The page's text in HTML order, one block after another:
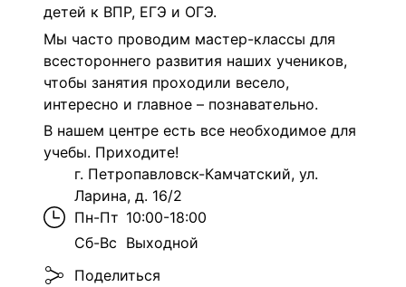
детей к ВПР, ЕГЭ и ОГЭ.
Мы часто проводим мастер-классы для
всестороннего развития наших учеников,
чтобы занятия проходили весело,
интересно и главное – познавательно.
В нашем центре есть все необходимое для
учебы. Приходите!
г. Петропавловск-Камчатский, ул.
Ларина, д. 16/2
Пн-Пт 10:00-18:00
Сб-Вс Выходной
Поделиться